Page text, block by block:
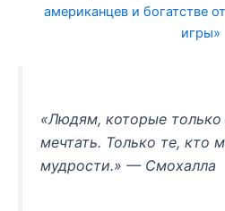
американцев и богатстве
игры»
«Людям, которые только
мечтать. Только те, кто
мудрости.» — Смохалла